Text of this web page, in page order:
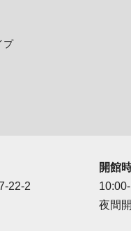
プ
22-2
開館
夜間